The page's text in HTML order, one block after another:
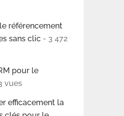
référencement
sans clic - 3 472
pour le
vues
efficacement la